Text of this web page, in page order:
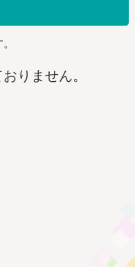
りません。